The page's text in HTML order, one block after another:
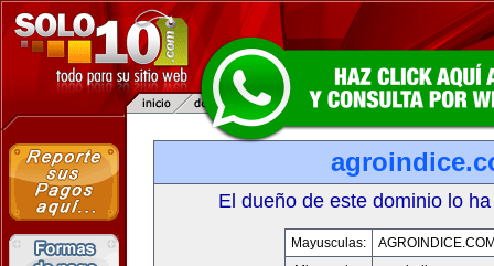
El dueño de este dominio lo
Mayusculas: